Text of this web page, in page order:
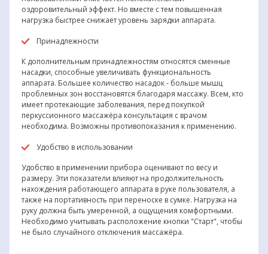
оздоровительный эффект. Но вместе с тем повышенная
нагрузка быстрее снижает уровень зарядки аппарата.
Принадлежности
К дополнительным принадлежностям относятся сменные
насадки, способные увеличивать функциональность
аппарата. Большее количество насадок - больше мышц
проблемных зон восстановятся благодаря массажу. Всем, кто
имеет протекающие заболевания, перед покупкой
перкуссионного массажёра консультация с врачом
необходима. Возможны противопоказания к применению.
Удобство в использовании
Удобство в применении прибора оценивают по весу и
размеру. Эти показатели влияют на продолжительность
нахождения работающего аппарата в руке пользователя, а
также на портативность при переноске в сумке. Нагрузка на
руку должна быть умеренной, а ощущения комфортными.
Необходимо учитывать расположение кнопки "Старт", чтобы
не было случайного отключения массажёра.